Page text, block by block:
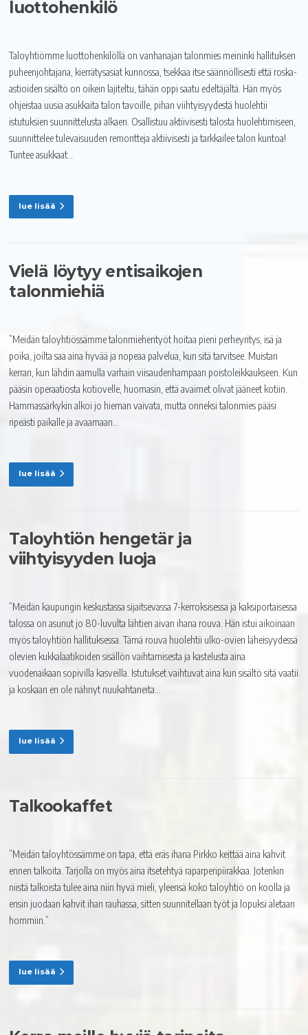
luottohenkilö
Taloyhtiömme luottohenkilöllä on vanhanajan talonmies meininki hallituksen
puheenjohtajana, kierrätysasiat kunnossa, tsekkaa itse säännöllisesti että roska-
astioiden sisältö on oikein lajiteltu, tähän oppi saatu edeltäjältä. Hän myös
ohjeistaa uusia asukkaita talon tavoille, pihan viihtyisyydestä huolehtii
istutuksien suunnittelusta alkaen. Osallistuu aktiivisesti talosta huolehtimiseen,
suunnittelee tulevaisuuden remontteja aktiivisesti ja tarkkailee talon kuntoa!
Tuntee asukkaat…
lue lisää
Vielä löytyy entisaikojen
talonmiehiä
”Meidän taloyhtiössämme talonmiehentyöt hoitaa pieni perheyritys, isä ja
poika, joilta saa aina hyvää ja nopeaa palvelua, kun sitä tarvitsee. Muistan
kerran, kun lähdin aamulla varhain viisaudenhampaan poistoleikkaukseen. Kun
pääsin operaatiosta kotiovelle, huomasin, että avaimet olivat jääneet kotiin.
Hammassärkykin alkoi jo hieman vaivata, mutta onneksi talonmies pääsi
ripeästi paikalle ja avaamaan…
lue lisää
Taloyhtiön hengetär ja
viihtyisyyden luoja
”Meidän kaupungin keskustassa sijaitsevassa 7-kerroksisessa ja kaksiportaisessa
talossa on asunut jo 80-luvulta lähtien aivan ihana rouva. Hän istui aikoinaan
myös taloyhtiön hallituksessa. Tämä rouva huolehtii ulko-ovien läheisyydessä
olevien kukkalaatikoiden sisällön vaihtamisesta ja kastelusta aina
vuodenaikaan sopivilla kasveilla. Istutukset vaihtuvat aina kun sisältö sitä vaatii
ja koskaan en ole nähnyt nuukahtaneita…
lue lisää
Talkookaffet
”Meidän taloyhtössämme on tapa, että eräs ihana Pirkko keittää aina kahvit
ennen talkoita. Tarjolla on myös aina itsetehtyä raparperipiirakkaa. Jotenkin
niistä talkoista tulee aina niin hyvä mieli, yleensä koko taloyhtiö on koolla ja
ensin juodaan kahvit ihan rauhassa, sitten suunnitellaan työt ja lopuksi aletaan
hommiin.”
lue lisää